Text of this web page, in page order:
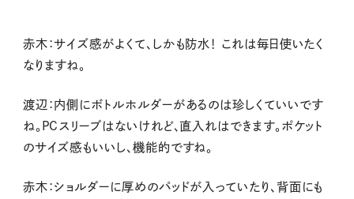
赤木：サイズ感がよくて、しかも防水！ これは毎日使いたく
なりますね。
渡辺：内側にボトルホルダーがあるのは珍しくていいです
ね。PCスリーブはないけれど、直入れはできます。ポケット
のサイズ感もいいし、機能的ですね。
赤木：ショルダーに厚めのパッドが入っていたり、背面にも